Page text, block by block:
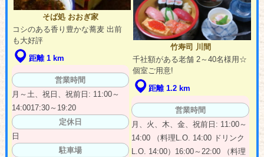
そば処 おおぎ家
コシのある香り豊かな蕎麦 出前
も大好評
距離 1 km
営業時間
月～土、祝日、祝前日: 11:00～
14:0017:30～19:20
定休日
日
駐車場
竹寿司 川間
千社額がある老舗 2～40名様用☆
個室ご用意!
距離 1.2 km
営業時間
月、火、木、金、祝前日: 11:00～
14:00 （料理L.O. 14:00 ドリンク
L.O. 14:00）16:00～22:00 （料理